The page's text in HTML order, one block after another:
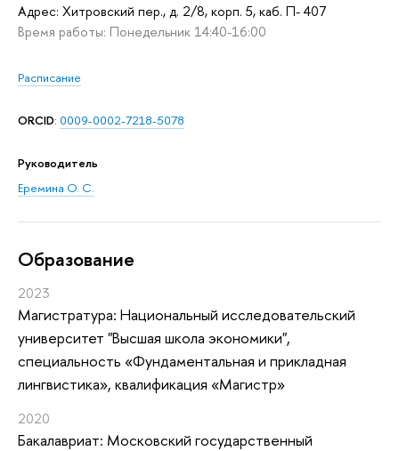
Адрес: Хитровский пер., д. 2/8, корп. 5, каб. П- 407
Время работы: Понедельник 14:40-16:00
Расписание
ORCID: 0009-0002-7218-5078
Руководитель
Еремина О. С.
Oбразование
2023
Магистратура: Национальный исследовательский
университет "Высшая школа экономики",
специальность «Фундаментальная и прикладная
лингвистика», квалификация «Магистр»
2020
Бакалавриат: Московский государственный